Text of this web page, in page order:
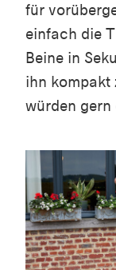
für
einfach die
Beine in
ihn kompakt
würden gern